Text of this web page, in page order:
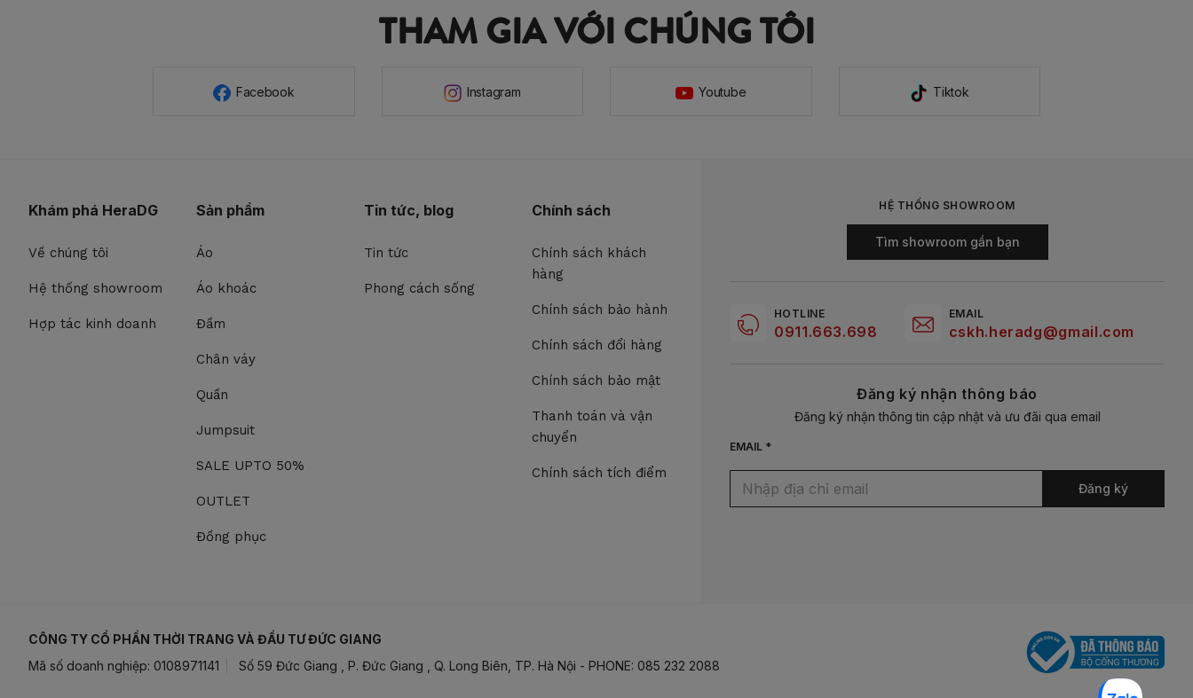
THAM GIA VỚI CHÚNG TÔI
Facebook Instagram Youtube Tiktok
Khám phá HeraDG
Về chúng tôi
Hệ thống showroom
Hợp tác kinh doanh
Sản phẩm
Áo
Áo khoác
Đầm
Chân váy
Quần
Jumpsuit
SALE UPTO 50%
OUTLET
Đồng phục
Tin tức, blog
Tin tức
Phong cách sống
Chính sách
Chính sách khách
hàng
Chính sách bảo hành
Chính sách đổi hàng
Chính sách bảo mật
Thanh toán và vận
chuyển
Chính sách tích điểm
HỆ THỐNG SHOWROOM
Tìm showroom gần bạn
HOTLINE
0911.663.698
EMAIL
cskh.heradg@gmail.com
Đăng ký nhận thông báo
Đăng ký nhận thông tin cập nhật và ưu đãi qua email
EMAIL *
Đăng ký
CÔNG TY CỔ PHẦN THỜI TRANG VÀ ĐẦU TƯ ĐỨC GIANG
Mã số doanh nghiệp: 0108971141
Số 59 Đức Giang , P. Đức Giang , Q. Long Biên, TP. Hà Nội - PHONE: 085 232 2088